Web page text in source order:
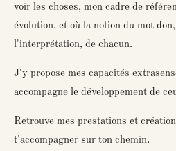
voir les choses, mon cadre de
évolution, et où la notion du mot
l'interprétation, de chacun.
J'y propose mes capacités
accompagne le développement de
Retrouve mes prestations et
t'accompagner sur ton chemin.